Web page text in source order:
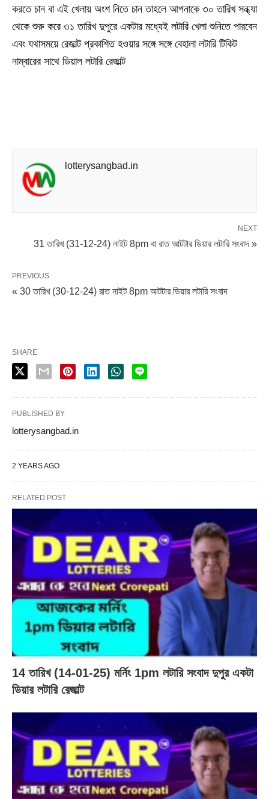
করতে চান বা এই খেলায় অংশ নিতে চান তাহলে আপনাকে ৩০ তারিখ সন্ধ্যা
থেকে শুরু করে ৩১ তারিখ দুপুরে একটার মধ্যেই লটারি খেলা শুনিতে পারবেন
এবং যথাসময়ে রেজাল্ট প্রকাশিত হওয়ার সঙ্গে সঙ্গে বেহালা লটারি টিকিট
নাম্বারের সাথে ডিয়াল লটারি রেজাল্ট
lotterysangbad.in
NEXT
31 তারিখ (31-12-24) নাইট 8pm বা রাত আটটার ডিয়ার লটারি সংবাদ »
PREVIOUS
« 30 তারিখ (30-12-24) রাত নাইট 8pm আটটার ডিয়ার লটারি সংবাদ
SHARE
PUBLISHED BY
lotterysangbad.in
2 YEARS AGO
RELATED POST
14 তারিখ (14-01-25) মর্নিং 1pm লটারি সংবাদ দুপুর একটা
ডিয়ার লটারি রেজাল্ট